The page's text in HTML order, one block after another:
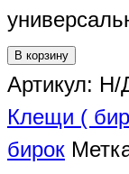
В корзину
Артикул: Н/
Клещи (
бирок